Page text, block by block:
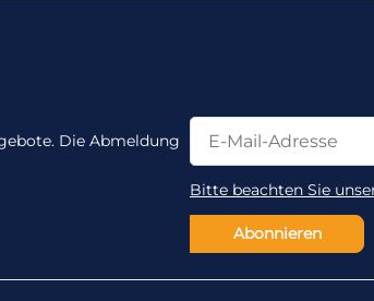
Die Abmeldung
Newsletter
Newsletter Abonnieren
Bitte beachten Sie
Abonnieren